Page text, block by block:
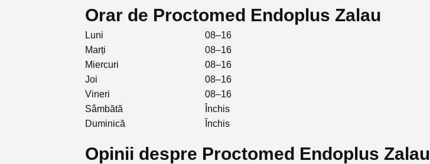
Orar de Proctomed Endoplus Zalau
Luni
08–16
Marți
08–16
Miercuri
08–16
Joi
08–16
Vineri
08–16
Sâmbătă
Închis
Duminică
Închis
Opinii despre Proctomed Endoplus Zalau